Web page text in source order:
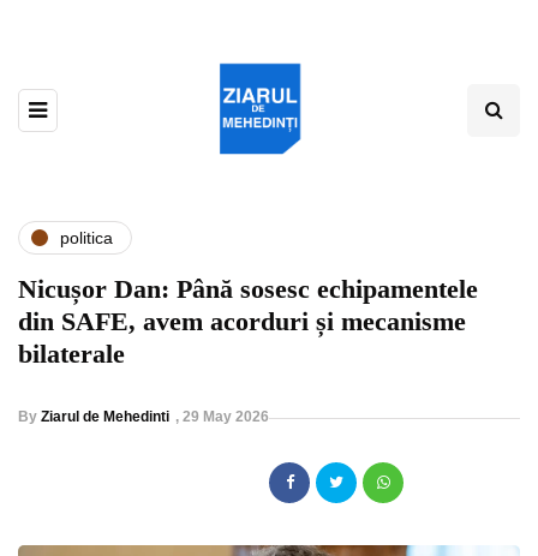
politica
Nicușor Dan: Până sosesc echipamentele
din SAFE, avem acorduri și mecanisme
bilaterale
By Ziarul de Mehedinti , 29 May 2026